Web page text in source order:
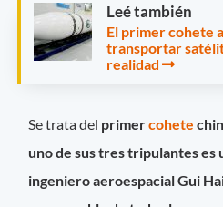
Leé también
El primer cohete
transportar
realidad
Se trata del primercohete
uno de sus tres tripulantes es
ingeniero aeroespacial Gui